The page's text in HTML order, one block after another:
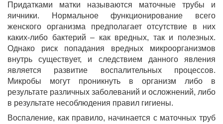
Придатками матки называются маточные трубы и
яичники. Нормальное функционирование всего
женского организма предполагает отсутствие в них
каких-либо бактерий – как вредных, так и полезных.
Однако риск попадания вредных микроорганизмов
внутрь существует, и следствием данного явления
является развитие воспалительных процессов.
Микробы могут проникнуть в организм либо в
результате различных заболеваний и осложнений, либо
в результате несоблюдения правил гигиены.
Воспаление, как правило, начинается с маточных труб